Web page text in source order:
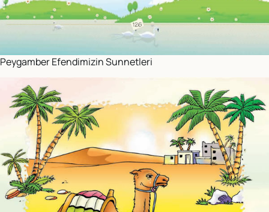
Peygamber Efendimizin Sunnetleri